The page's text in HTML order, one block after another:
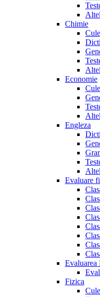
Chimie
Economie
Engleza
Evaluare
Evaluarea
Fizica